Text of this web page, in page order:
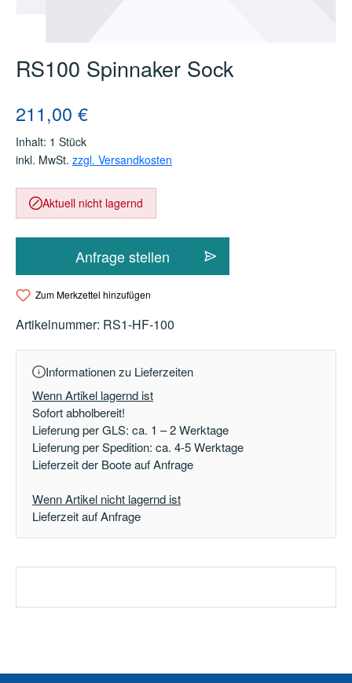
RS100 Spinnaker Sock
Regulärer Preis:
211,00 €
Inhalt: 1 Stück
inkl. MwSt. zzgl. Versandkosten
Aktuell nicht lagernd
Anfrage stellen
Zum Merkzettel hinzufügen
Artikelnummer: RS1-HF-100
Informationen zu Lieferzeiten
Wenn Artikel lagernd ist
Sofort abholbereit!
Lieferung per GLS: ca. 1 – 2 Werktage
Lieferung per Spedition: ca. 4-5 Werktage
Lieferzeit der Boote auf Anfrage
Wenn Artikel nicht lagernd ist
Lieferzeit auf Anfrage